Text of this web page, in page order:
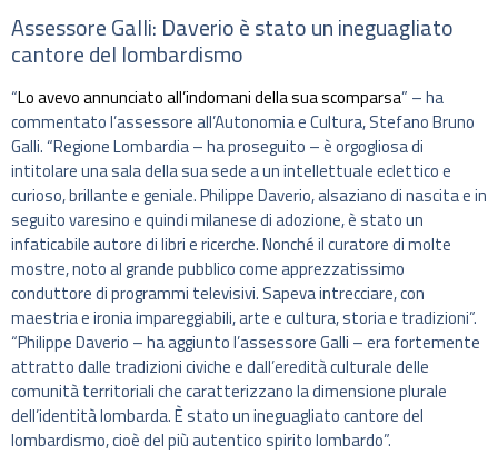
Assessore Galli: Daverio è stato un ineguagliato
cantore del lombardismo
“Lo avevo annunciato all’indomani della sua scomparsa” – ha
commentato l’assessore all’Autonomia e Cultura, Stefano Bruno
Galli. “Regione Lombardia – ha proseguito – è orgogliosa di
intitolare una sala della sua sede a un intellettuale eclettico e
curioso, brillante e geniale. Philippe Daverio, alsaziano di nascita e in
seguito varesino e quindi milanese di adozione, è stato un
infaticabile autore di libri e ricerche. Nonché il curatore di molte
mostre, noto al grande pubblico come apprezzatissimo
conduttore di programmi televisivi. Sapeva intrecciare, con
maestria e ironia impareggiabili, arte e cultura, storia e tradizioni”.
“Philippe Daverio – ha aggiunto l’assessore Galli – era fortemente
attratto dalle tradizioni civiche e dall’eredità culturale delle
comunità territoriali che caratterizzano la dimensione plurale
dell’identità lombarda. È stato un ineguagliato cantore del
lombardismo, cioè del più autentico spirito lombardo”.